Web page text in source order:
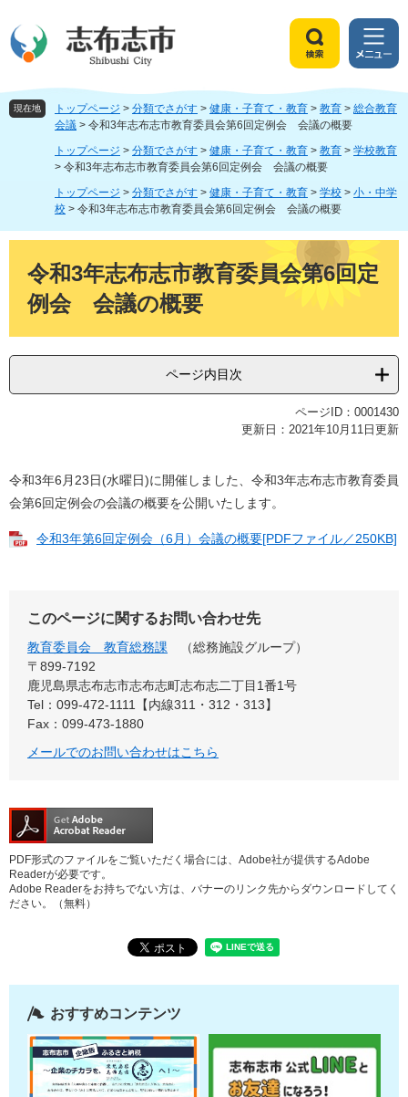
ジ
頭
ュ
飛
索
メ
ニ
ュ
ー
現在地 トップページ > 分類でさがす > 健康・子育て・教育 > 教育 > 総合教育
会議 > 令和3年志布志市教育委員会第6回定例会 会議の概要
トップページ > 分類でさがす > 健康・子育て・教育 > 教育 > 学校教育
> 令和3年志布志市教育委員会第6回定例会 会議の概要
トップページ > 分類でさがす > 健康・子育て・教育 > 学校 > 小・中学
校 > 令和3年志布志市教育委員会第6回定例会 会議の概要
令和3年志布志市教育委員会第6回定
例会 会議の概要
ページ内目次
ページID：0001430
更新日：2021年10月11日更新
令和3年6月23日(水曜日)に開催しました、令和3年志布志市教育委員
会第6回定例会の会議の概要を公開いたします。
令和3年第6回定例会（6月）会議の概要[PDFファイル／250KB]
このページに関するお問い合わせ先
教育委員会 教育総務課
総務施設グループ
〒899-7192
鹿児島県志布志市志布志町志布志二丁目1番1号
Tel：099-472-1111【内線311・312・313】
Fax：099-473-1880
メールでのお問い合わせはこちら
PDF形式のファイルをご覧いただく場合には、Adobe社が提供するAdobe
Readerが必要です。
Adobe Readerをお持ちでない方は、バナーのリンク先からダウンロードしてく
ださい。（無料）
おすすめコンテンツ